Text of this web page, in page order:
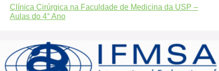
Clínica Cirúrgica na Faculdade de Medicina da USP –
Aulas do 4° Ano